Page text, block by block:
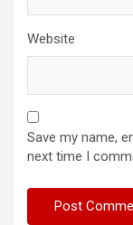
Website
Save my name,
next time I